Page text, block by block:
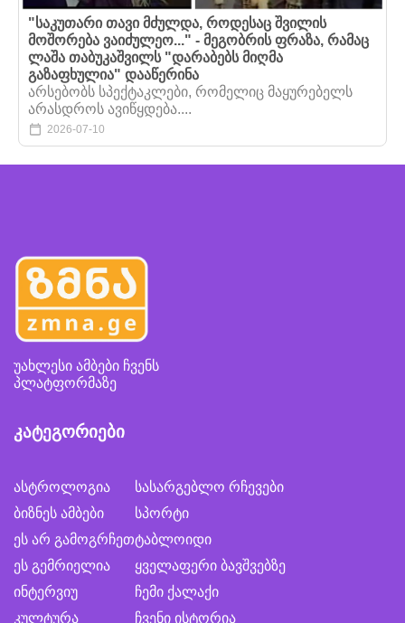
"საკუთარი თავი მძულდა, როდესაც შვილის
მოშორება ვაიძულეო..." - მეგობრის ფრაზა, რამაც
ლაშა თაბუკაშვილს "დარაბებს მიღმა
გაზაფხულია" დააწერინა
არსებობს სპექტაკლები, რომელიც მაყურებელს
არასდროს ავიწყდება....
2026-07-10
უახლესი ამბები ჩვენს
პლატფორმაზე
კატეგორიები
ასტროლოგია
ბიზნეს ამბები
ეს არ გამოგრჩეთ
ეს გემრიელია
ინტერვიუ
კულტურა
სასარგებლო რჩევები
სპორტი
ტაბლოიდი
ყველაფერი ბავშვებზე
ჩემი ქალაქი
ჩვენი ისტორია